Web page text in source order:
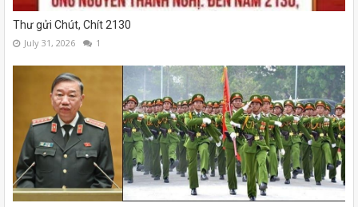
Thư gửi Chút, Chít 2130
July 31, 2026 1